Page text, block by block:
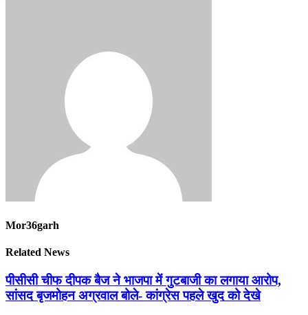
Mor36garh
Related News
पीसीसी चीफ दीपक बैज ने भाजपा में गुटबाजी का लगाया आरोप,
सांसद बृजमोहन अग्रवाल बोले- कांग्रेस पहले खुद को देखे